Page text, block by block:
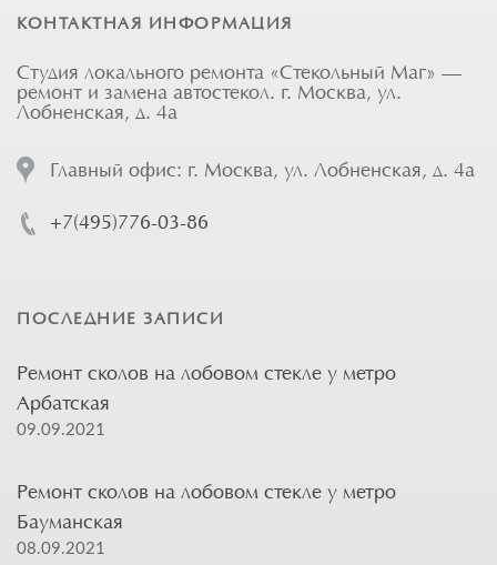
КОНТАКТНАЯ ИНФОРМАЦИЯ
Студия локального ремонта «Стекольный Маг» —
ремонт и замена автостекол. г. Москва, ул.
Лобненская, д. 4а
Главный офис: г. Москва, ул. Лобненская, д. 4а
+7(495)776-03-86
ПОСЛЕДНИЕ ЗАПИСИ
Ремонт сколов на лобовом стекле у метро
Арбатская
09.09.2021
Ремонт сколов на лобовом стекле у метро
Бауманская
08.09.2021